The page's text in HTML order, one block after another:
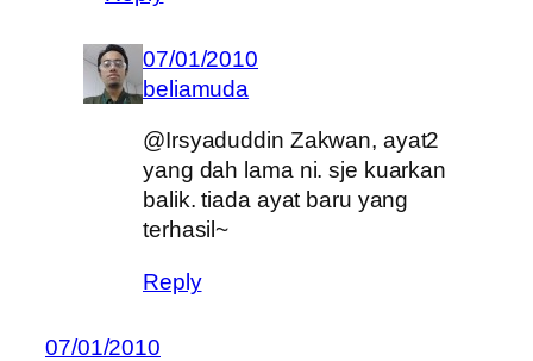
07/01/2010
beliamuda
@Irsyaduddin Zakwan, ayat2
yang dah lama ni. sje kuarkan
balik. tiada ayat baru yang
terhasil~
Reply
07/01/2010